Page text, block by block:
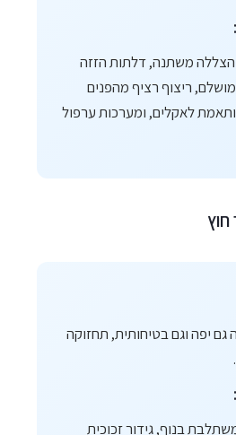
הצללה משתנה, דלתות הזזה
ריצוף רציף מהפנים
לאקלים, ומערכות ערפול
גם יפה וגם בטיחותית, תחזוקה
בנוף, גידור זכוכית